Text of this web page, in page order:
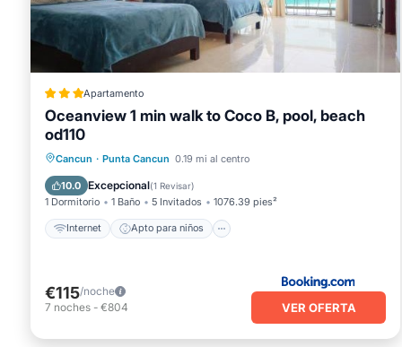
Apartamento
Oceanview 1 min walk to Coco B, pool, beach
od110
Cancun · Punta Cancun 0.19 mi al centro
10.0 Excepcional(1 Revisar)
1 Dormitorio 1 Baño 5 Invitados 1076.39 pies²
Internet Apto para niños
Internet
Apto para niños
Seguridad/Protección
€115/noche
7 noches - €804 VER OFERTA